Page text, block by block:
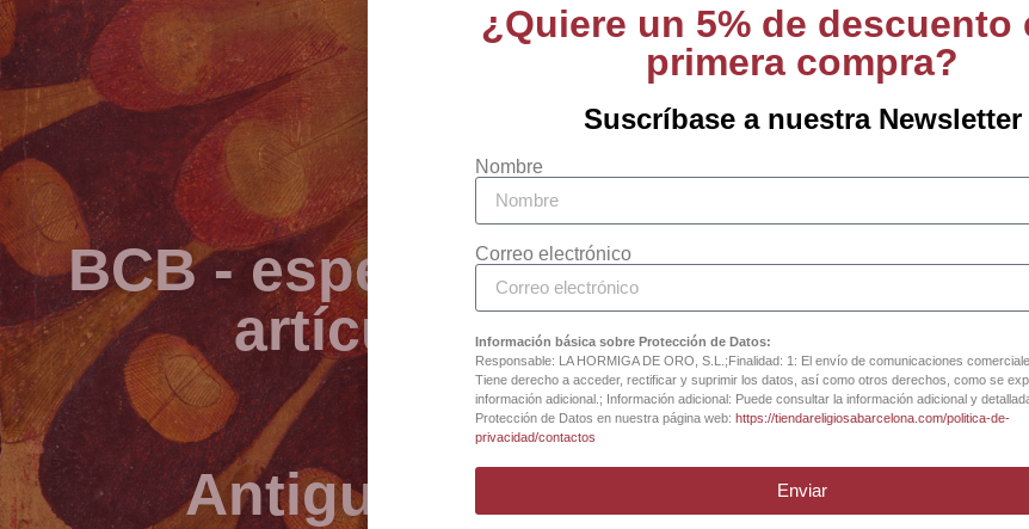
BCB - especialistas en arte
artículos religiosos desde
Antigua Botiga Catedral
¿Quiere un 5% de descuento
primera compra?
Suscríbase a nuestra Newsletter
Nombre
Correo electrónico
Información básica sobre Protección de Datos:
Responsable: LA HORMIGA DE ORO, S.L.;Finalidad: 1: El envío de comunicaciones
Tiene derecho a acceder, rectificar y suprimir los datos, así como otros derechos, como se
información adicional.; Información adicional: Puede consultar la información adicional y
Protección de Datos en nuestra página web: https://tiendareligiosabarcelona.com/politica-de-
privacidad/contactos
Enviar